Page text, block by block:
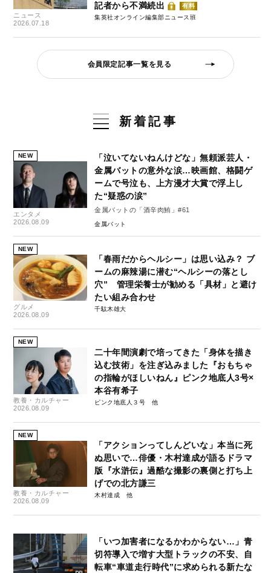
ニュース
2026.07.18
記者から不満続出
有料
集英社オンライン編集部ニュース班
会員限定記事一覧を見る
新着記事
NEW
エンタメ
2026.08.09
「泣いてないねんけどな」無頼派芸人・
金属バットの意外な涙…映画館、格闘ゲ
ームで号泣も、上方漫才大賞で浮上し
た“疑惑の涙”
金属バットの「酒辛肉鮪」#61
金属バット
NEW
グルメ
2026.08.09
「春雨だからヘルシー」は思い込み？ ブ
ームの麻辣湯に潜む“ヘルシーの落とし
穴” 管理栄養士が勧める「具材」と避け
たい組み合わせ
千駄木雄大
NEW
教養・カルチャー
2026.08.09
二十年間演劇で培ってきた「身体を描き
込む技術」を注ぎ込みました『おもちゃ
の指輪がほしいねん』ピンク地底人3号×
本谷有希子
ピンク地底人３号
NEW
教養・カルチャー
2026.08.09
「アクションってしんどいな」本当に死
ぬ思いで…俳優・木村達成が語るドラマ
版『水滸伝』過酷な撮影の裏側と打ち上
げでの北方謙三
木村達成
「いつ加害者になるかわからない…」青
切符導入で増す大型トラックの不安、自
転車“車道走行時代”に求められる新たな